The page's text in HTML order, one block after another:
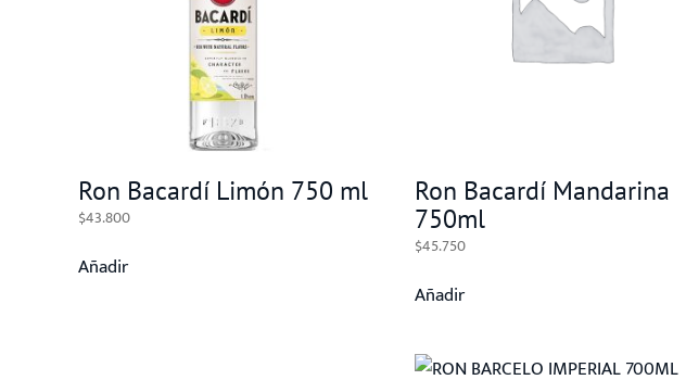
Ron Bacardí Limón 750 ml
$43.800
Añadir
Ron Bacardí Mandarina
750ml
$45.750
Añadir